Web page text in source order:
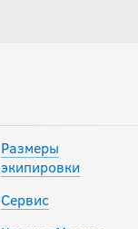
Размеры
экипировки
Сервис